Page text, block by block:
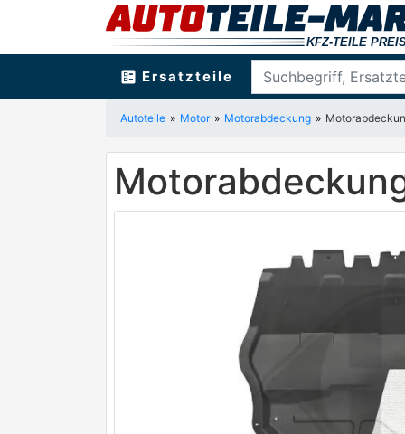
ballot Ersatzteile
Autoteile Motor Motorabdeckung